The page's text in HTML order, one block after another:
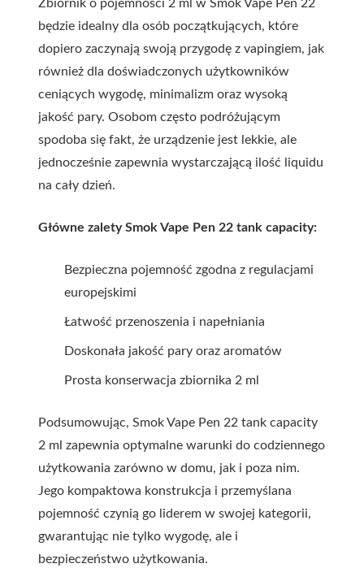
Zbiornik o pojemności 2 ml w Smok Vape Pen 22
będzie idealny dla osób początkujących, które
dopiero zaczynają swoją przygodę z vapingiem, jak
również dla doświadczonych użytkowników
ceniących wygodę, minimalizm oraz wysoką
jakość pary. Osobom często podróżującym
spodoba się fakt, że urządzenie jest lekkie, ale
jednocześnie zapewnia wystarczającą ilość liquidu
na cały dzień.
Główne zalety Smok Vape Pen 22 tank capacity:
Bezpieczna pojemność zgodna z regulacjami
europejskimi
Łatwość przenoszenia i napełniania
Doskonała jakość pary oraz aromatów
Prosta konserwacja zbiornika 2 ml
Podsumowując, Smok Vape Pen 22 tank capacity
2 ml zapewnia optymalne warunki do codziennego
użytkowania zarówno w domu, jak i poza nim.
Jego kompaktowa konstrukcja i przemyślana
pojemność czynią go liderem w swojej kategorii,
gwarantując nie tylko wygodę, ale i
bezpieczeństwo użytkowania.